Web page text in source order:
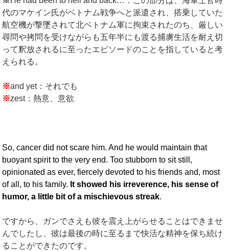
代のマケイン氏がベトナム戦争へと派遣され、搭乗していた
航空機が撃墜されて北ベトナム軍に拘束されたのち、厳しい
尋問や拷問を受けながらも五年半にも渡る捕虜生活を耐え切
って釈放されるに至ったエピソードのことを指していると考
えられる。
※and yet：それでも
※zest：熱意、意欲
So, cancer did not scare him. And he would maintain that
buoyant spirit to the very end. Too stubborn to sit still,
opinionated as ever, fiercely devoted to his friends and, most
of all, to his family. It showed his irreverence, his sense of
humor, a little bit of a mischievous streak.
ですから、ガンでさえも彼を震え上がらせることはできませ
んでしたし、彼は最後の時に至るまで快活な精神を保ち続け
ることができたのです。